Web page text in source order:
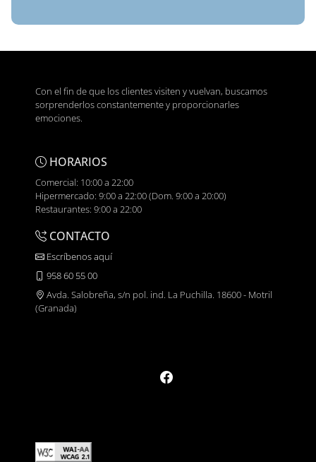
Con el fin de que los clientes visiten y vuelvan, buscamos
sorprenderlos constantemente y proporcionarles
emociones.
HORARIOS
Comercial: 10:00 a 22:00
Hipermercado: 9:00 a 22:00 (Dom. 9:00 a 20:00)
Restaurantes: 9:00 a 22:00
CONTACTO
Escríbenos aquí
958 60 55 00
Avda. Salobreña, s/n pol. ind. La Puchilla. 18600 - Motril
(Granada)